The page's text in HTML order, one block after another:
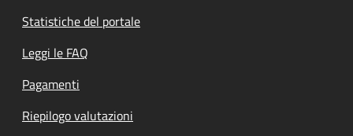
Statistiche del portale
Leggi le FAQ
Pagamenti
Riepilogo valutazioni